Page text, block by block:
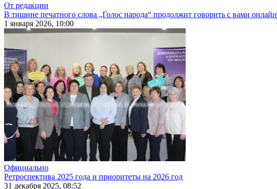
От редакции
В тишине печатного слова „Голос народа“ продолжит говорить с вами онлайн
1 января 2026, 10:00
Официально
Ретроспектива 2025 года и приоритеты на 2026 год
31 декабря 2025, 08:52